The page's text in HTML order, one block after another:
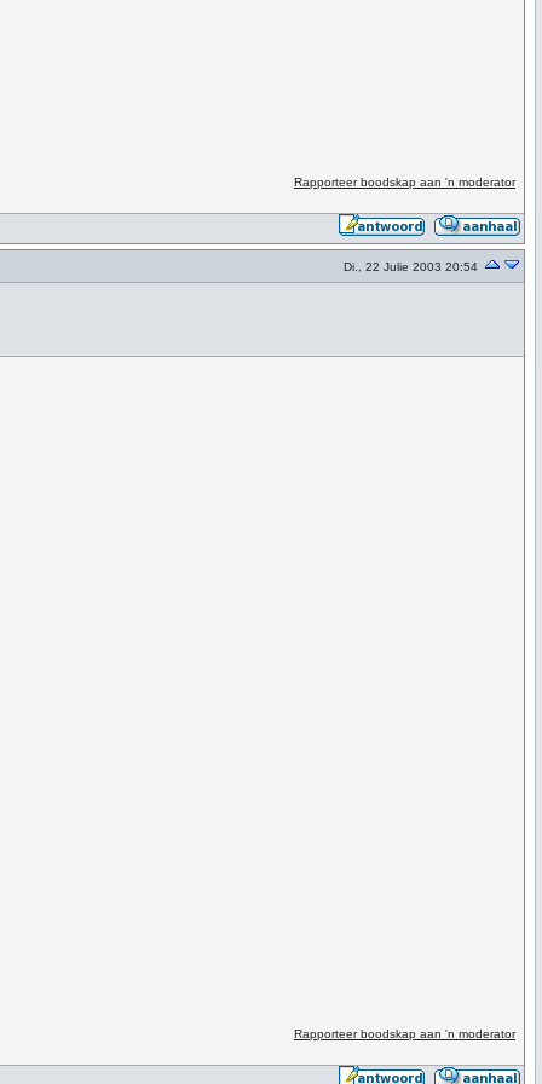
Rapporteer boodskap aan 'n moderator
Di., 22 Julie 2003 20:54
Rapporteer boodskap aan 'n moderator